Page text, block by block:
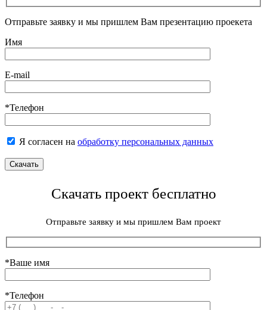
Отправьте заявку и мы пришлем Вам презентацию проекета
Имя
E-mail
*Телефон
Я согласен на обработку персональных данных
Скачать проект бесплатно
Отправьте заявку и мы пришлем Вам проект
*Ваше имя
*Телефон